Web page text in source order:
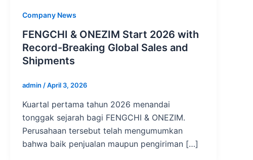
Company News
FENGCHI & ONEZIM Start 2026 with
Record-Breaking Global Sales and
Shipments
admin /April 3, 2026
Kuartal pertama tahun 2026 menandai
tonggak sejarah bagi FENGCHI & ONEZIM.
Perusahaan tersebut telah mengumumkan
bahwa baik penjualan maupun pengiriman […]